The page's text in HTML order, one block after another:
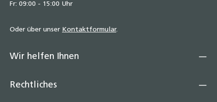
Fr: 09:00 - 15:00 Uhr
Oder über unser Kontaktformular.
Wir helfen Ihnen
Rechtliches